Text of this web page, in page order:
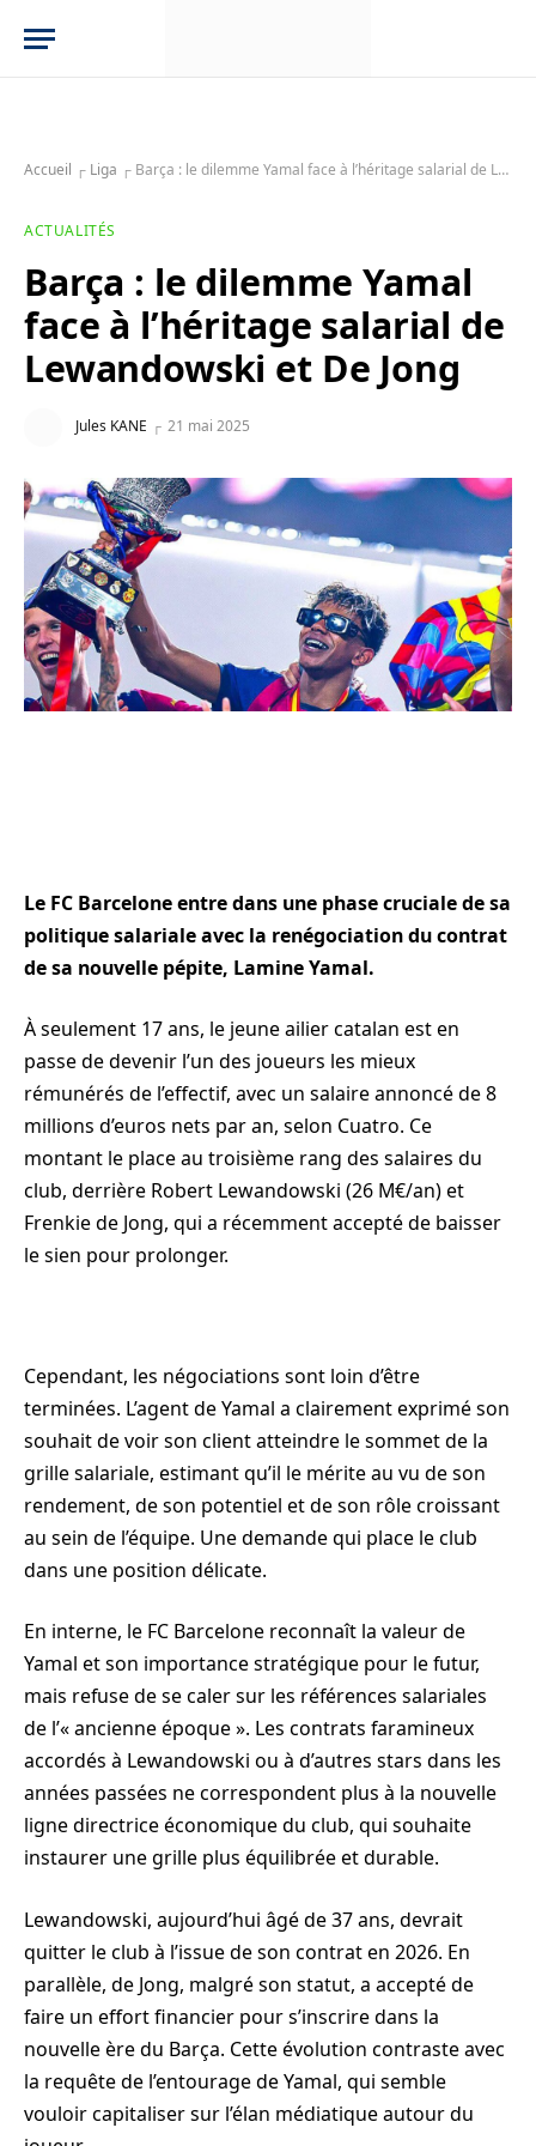
Accueil ┌ Liga ┌ Barça : le dilemme Yamal face à l’héritage salarial de Lewandowski et De Jong
ACTUALITÉS
Barça : le dilemme Yamal
face à l’héritage salarial de
Lewandowski et De Jong
Jules KANE 21 mai 2025
Le FC Barcelone entre dans une phase cruciale de sa
politique salariale avec la renégociation du contrat
de sa nouvelle pépite, Lamine Yamal.
À seulement 17 ans, le jeune ailier catalan est en
passe de devenir l’un des joueurs les mieux
rémunérés de l’effectif, avec un salaire annoncé de 8
millions d’euros nets par an, selon Cuatro. Ce
montant le place au troisième rang des salaires du
club, derrière Robert Lewandowski (26 M€/an) et
Frenkie de Jong, qui a récemment accepté de baisser
le sien pour prolonger.
Cependant, les négociations sont loin d’être
terminées. L’agent de Yamal a clairement exprimé son
souhait de voir son client atteindre le sommet de la
grille salariale, estimant qu’il le mérite au vu de son
rendement, de son potentiel et de son rôle croissant
au sein de l’équipe. Une demande qui place le club
dans une position délicate.
En interne, le FC Barcelone reconnaît la valeur de
Yamal et son importance stratégique pour le futur,
mais refuse de se caler sur les références salariales
de l’« ancienne époque ». Les contrats faramineux
accordés à Lewandowski ou à d’autres stars dans les
années passées ne correspondent plus à la nouvelle
ligne directrice économique du club, qui souhaite
instaurer une grille plus équilibrée et durable.
Lewandowski, aujourd’hui âgé de 37 ans, devrait
quitter le club à l’issue de son contrat en 2026. En
parallèle, de Jong, malgré son statut, a accepté de
faire un effort financier pour s’inscrire dans la
nouvelle ère du Barça. Cette évolution contraste avec
la requête de l’entourage de Yamal, qui semble
vouloir capitaliser sur l’élan médiatique autour du